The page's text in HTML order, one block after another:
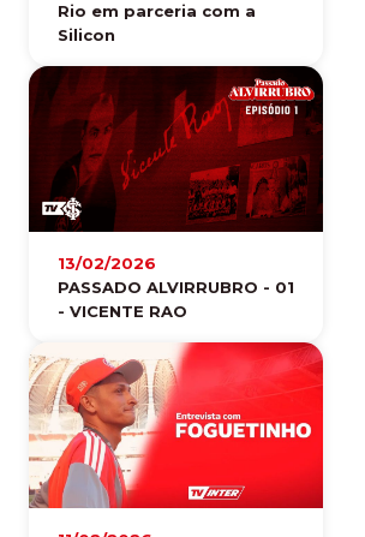
Rio em parceria com a
Silicon
13/02/2026
PASSADO ALVIRRUBRO - 01
- VICENTE RAO